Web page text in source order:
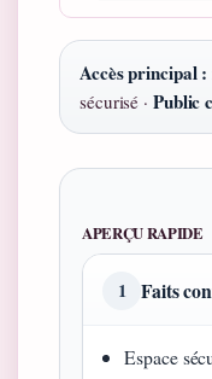
Accès principal :
sécurisé · Public
APERÇU RAPIDE
1 Faits
Espace